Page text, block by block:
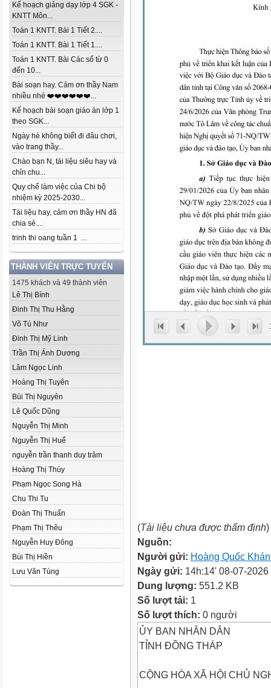
Kế hoạch giảng dạy lớp 4 SGK -
KNTT Môn...
Toán 1 KNTT. Bài 1 Tiết 2....
Toán 1 KNTT. Bài 1 Tiết 1....
Toán 1 KNTT. Bài Các số từ 0
đến 10...
Bài soạn hay. Cảm ơn thầy Nam
nhiều nhé ❤️❤️❤️❤️❤️❤️...
Kế hoạch bài soạn giáo án lớp 1
theo SGK...
Ngày hè không biết đi đâu chơi,
vào trang thầy...
Chào bạn N, tài liệu siêu hay và
chỉn chu...
Quy chế làm việc của Chi bộ
nhiệm kỳ 2025-2030...
Tài liệu hay, cảm ơn thầy HN đã
chia sẻ....
trinh thi oang tuần 1 ...
THÀNH VIÊN TRỰC TUYẾN
1475 khách và 49 thành viên
Lê Thị Bính
Đinh Thị Thu Hằng
Võ Tú Như
Đinh Thị Mỹ Linh
Trần Thị Ánh Dương
Lâm Ngọc Linh
Hoàng Thị Tuyên
Bùi Thị Nguyên
Lê Quốc Dũng
Nguyễn Thị Minh
Nguyễn Thị Huế
nguyễn trần thanh duy trâm
Hoàng Thị Thúy
Phạm Ngọc Song Hà
Chu Thi Tu
Đoàn Thị Thuấn
Phạm Thị Thêu
Nguyễn Huy Đông
Bùi Thị Hiền
Lưu Văn Tùng
(Tài liệu chưa được thẩm định)
Nguồn:
Người gửi: Hoàng Quốc
Ngày gửi: 14h:14' 08-07-2026
Dung lượng: 551.2 KB
Số lượt tải: 1
Số lượt thích: 0 người
ỦY BAN NHÂN DÂN
TỈNH ĐỒNG THÁP
CỘNG HÒA XÃ HỘI CHỦ